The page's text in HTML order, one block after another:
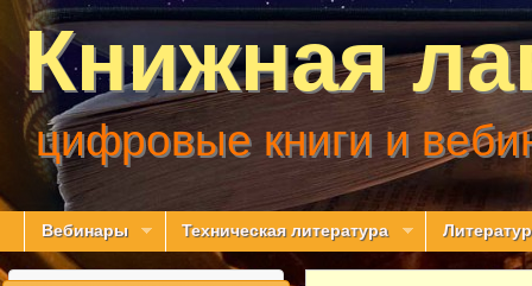
Книжная
цифровые книги и
Вебинары Техническая литература